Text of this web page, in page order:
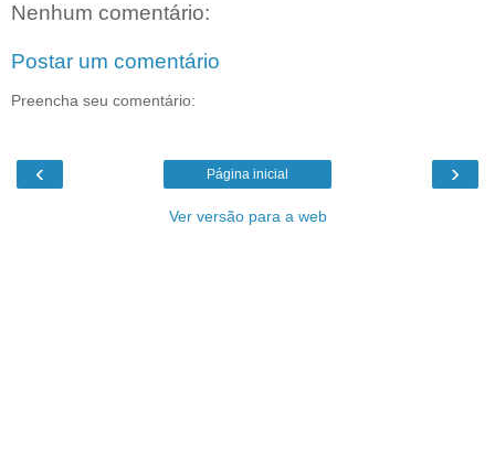
Nenhum comentário:
Postar um comentário
Preencha seu comentário:
‹ ›
Página inicial
Ver versão para a web